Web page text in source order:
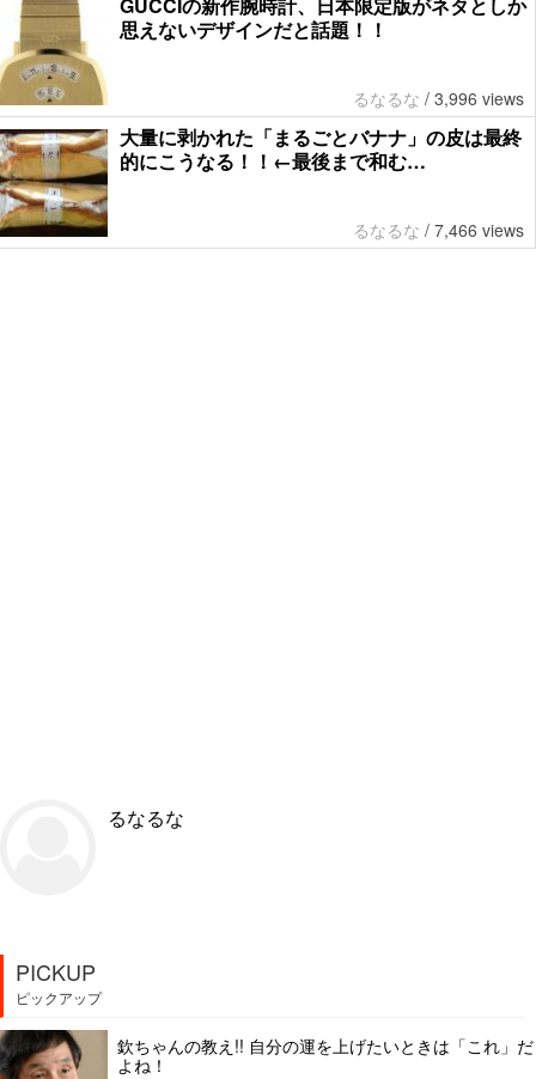
GUCCIの新作腕時計、日本限定版がネタとしか
思えないデザインだと話題！！
るなるな / 3,996 views
大量に剥かれた「まるごとバナナ」の皮は最終
的にこうなる！！←最後まで和む…
るなるな / 7,466 views
るなるな
PICKUP
ピックアップ
欽ちゃんの教え!! 自分の運を上げたいときは「これ」だ
よね！